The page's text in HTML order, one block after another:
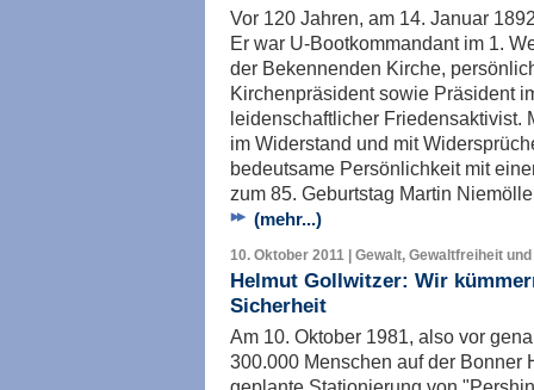
Vor 120 Jahren, am 14. Januar
Er war U-Bootkommandant im 1.
der Bekennenden Kirche,
Kirchenpräsident sowie Präsident
leidenschaftlicher Friedensaktivist.
im Widerstand und mit
bedeutsame Persönlichkeit mit
zum 85. Geburtstag Martin
(mehr...)
10. Oktober 2011 | Gewalt, Gewaltfreiheit
Helmut Gollwitzer: Wir
Sicherheit
Am 10. Oktober 1981, also vor
300.000 Menschen auf der Bonner